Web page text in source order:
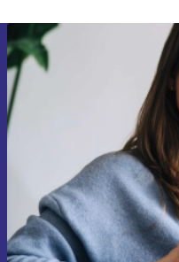
Erstmals
15 €
Verpasse
Informationen über die
du in unserer